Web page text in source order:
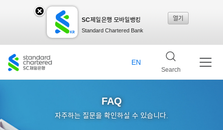
SC제일은행 모바일뱅킹
Standard Chartered Bank
열기
제일
Search
EN
FAQ
자주하는 질문을 확인하실 수 있습니다.